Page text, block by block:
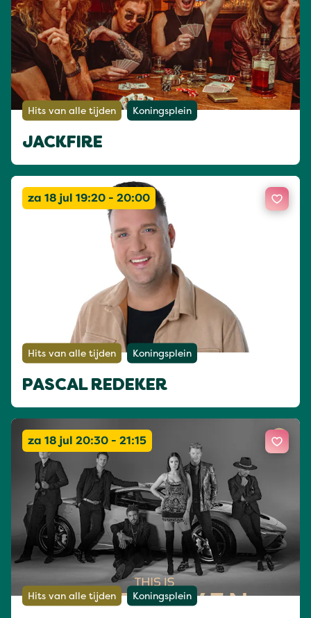
Hits van alle tijden Koningsplein
JACKFIRE
za 18 jul 19:20 - 20:00
Hits van alle tijden Koningsplein
PASCAL REDEKER
za 18 jul 20:30 - 21:15
Hits van alle tijden Koningsplein